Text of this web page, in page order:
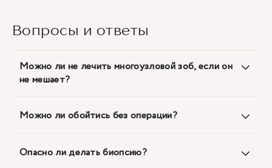
Вопросы и ответы
Можно ли не лечить многоузловой зоб, если он
не мешает?
Можно ли обойтись без операции?
Опасно ли делать биопсию?